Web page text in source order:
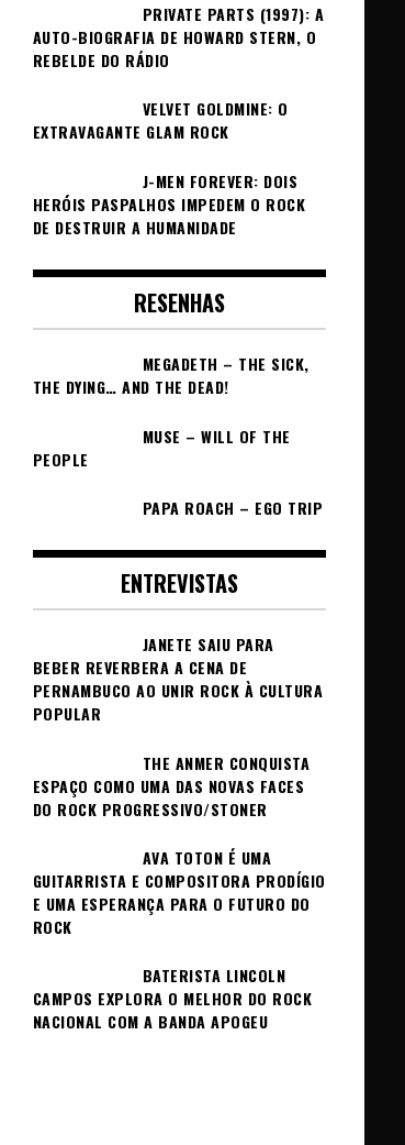
PRIVATE PARTS (1997): A
AUTO-BIOGRAFIA DE HOWARD STERN, O
REBELDE DO RÁDIO
VELVET GOLDMINE: O
EXTRAVAGANTE GLAM ROCK
J-MEN FOREVER: DOIS
HERÓIS PASPALHOS IMPEDEM O ROCK
DE DESTRUIR A HUMANIDADE
RESENHAS
MEGADETH – THE SICK,
THE DYING… AND THE DEAD!
MUSE – WILL OF THE
PEOPLE
PAPA ROACH – EGO TRIP
ENTREVISTAS
JANETE SAIU PARA
BEBER REVERBERA A CENA DE
PERNAMBUCO AO UNIR ROCK À CULTURA
POPULAR
THE ANMER CONQUISTA
ESPAÇO COMO UMA DAS NOVAS FACES
DO ROCK PROGRESSIVO/STONER
AVA TOTON É UMA
GUITARRISTA E COMPOSITORA PRODÍGIO
E UMA ESPERANÇA PARA O FUTURO DO
ROCK
BATERISTA LINCOLN
CAMPOS EXPLORA O MELHOR DO ROCK
NACIONAL COM A BANDA APOGEU